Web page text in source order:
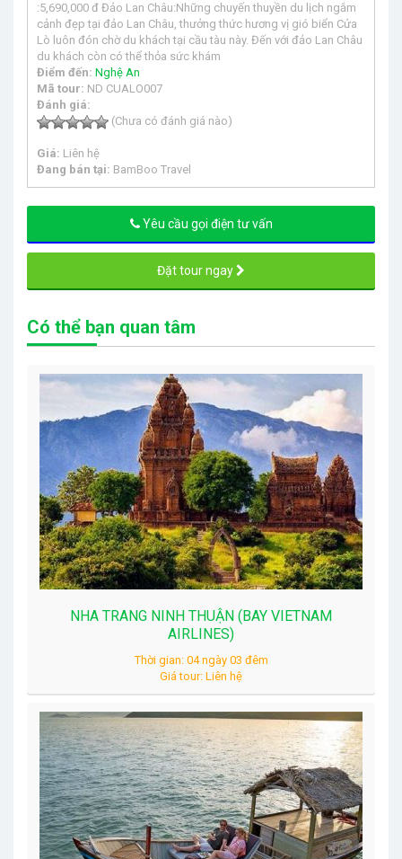
:5,690,000 đ Đảo Lan Châu:Những chuyến thuyền du lịch ngắm
cảnh đẹp tại đảo Lan Châu, thưởng thức hương vị gió biển Cửa
Lò luôn đón chờ du khách tại cầu tàu này. Đến với đảo Lan Châu
du khách còn có thể thỏa sức khám
Điểm đến: Nghệ An
Mã tour: ND CUALO007
Đánh giá:
(Chưa có đánh giá nào)
Giá: Liên hệ
Đang bán tại: BamBoo Travel
Yêu cầu gọi điện tư vấn
Đặt tour ngay
Có thể bạn quan tâm
NHA TRANG NINH THUẬN (BAY VIETNAM
AIRLINES)
Thời gian: 04 ngày 03 đêm
Giá tour: Liên hệ